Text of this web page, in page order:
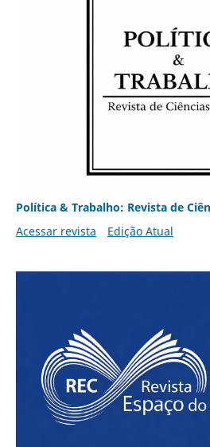
Política & Trabalho: Revista de
Acessar revista
Edição Atual